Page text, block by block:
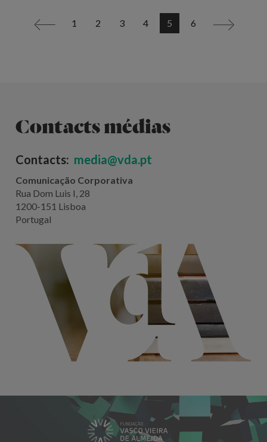
< 1 2 3 4 5 6 >
Contacts médias
Contacts: media@vda.pt
Comunicação Corporativa
Rua Dom Luis I, 28
1200-151 Lisboa
Portugal